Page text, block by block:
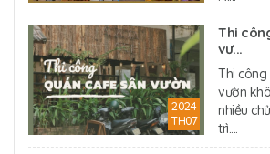
2024
TH07
Thi
vư...
Thi
vườn
nhiều
trì....